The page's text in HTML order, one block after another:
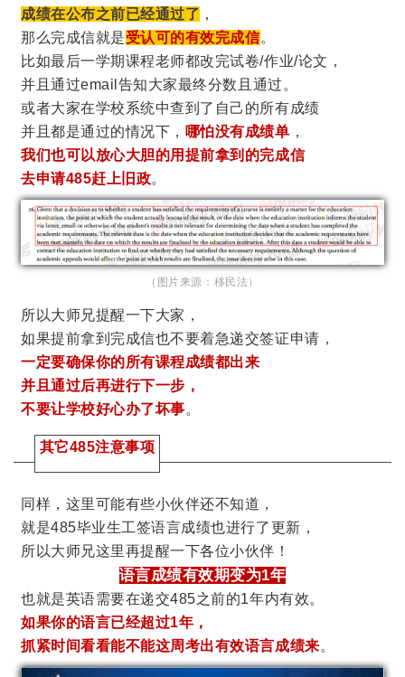
成绩在公布之前已经通过了 ，
那么完成信就是受认可的有效完成信。
比如最后一学期课程老师都改完试卷/作业/论文，
并且通过email告知大家最终分数且通过。
或者大家在学校系统中查到了自己的所有成绩
并且都是通过的情况下， 哪怕没有成绩单 ，
我们也可以放心大胆的用提前拿到的完成信
去申请485赶上旧政。
（图片来源：移民法）
所以大师兄提醒一下大家，
如果提前拿到完成信也不要着急递交签证申请，
一定要确保你的所有课程成绩都出来
并且通过后再进行下一步，
不要让学校好心办了坏事。
其它485注意事项
同样，这里可能有些小伙伴还不知道，
就是485毕业生工签语言成绩也进行了更新，
所以大师兄这里再提醒一下各位小伙伴！
语言成绩有效期变为1年
也就是英语需要在递交485之前的1年内有效。
如果你的语言已经超过1年，
抓紧时间看看能不能这周考出有效语言成绩来。